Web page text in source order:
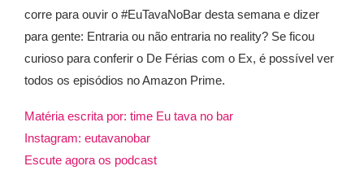
corre para ouvir o #EuTavaNoBar desta semana e dizer
para gente: Entraria ou não entraria no reality? Se ficou
curioso para conferir o De Férias com o Ex, é possível ver
todos os episódios no Amazon Prime.
Matéria escrita por: time Eu tava no bar
Instagram: eutavanobar
Escute agora os podcast